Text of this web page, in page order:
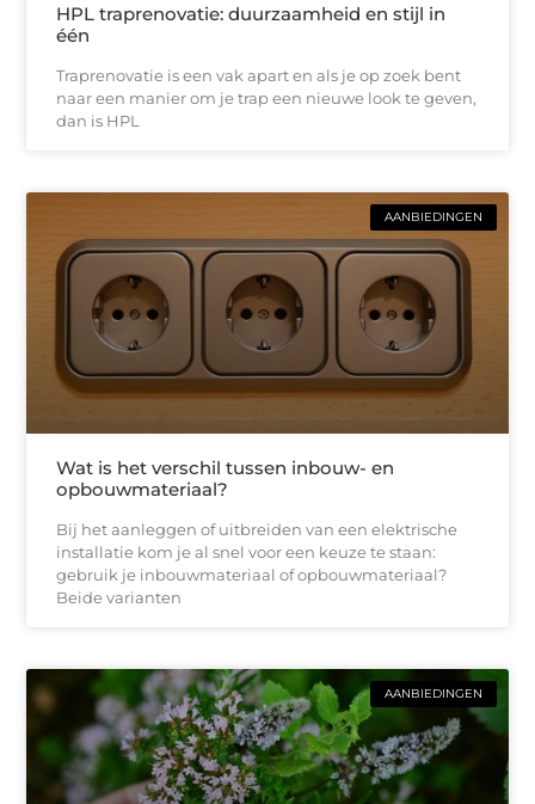
HPL traprenovatie: duurzaamheid en stijl in
één
Traprenovatie is een vak apart en als je op zoek bent
naar een manier om je trap een nieuwe look te geven,
dan is HPL
AANBIEDINGEN
Wat is het verschil tussen inbouw- en
opbouwmateriaal?
Bij het aanleggen of uitbreiden van een elektrische
installatie kom je al snel voor een keuze te staan:
gebruik je inbouwmateriaal of opbouwmateriaal?
Beide varianten
AANBIEDINGEN